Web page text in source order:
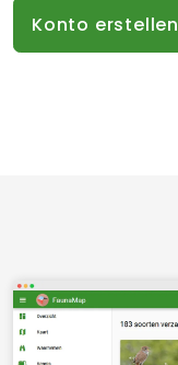
Konto erstellen